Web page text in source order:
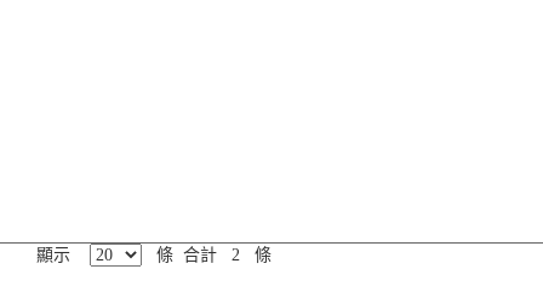
顯示 條 合計 2 條